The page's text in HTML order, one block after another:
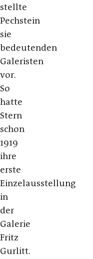
stellte
Pechstein
sie
bedeutenden
Galeristen
vor.
So
hatte
Stern
schon
1919
ihre
erste
Einzelausstellung
in
der
Galerie
Fritz
Gurlitt.